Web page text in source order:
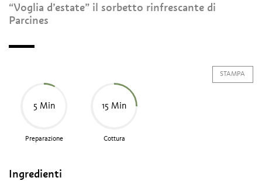
“Voglia d’estate” il sorbetto rinfrescante di
Parcines
STAMPA
5 Min
Preparazione
15 Min
Cottura
Ingredienti